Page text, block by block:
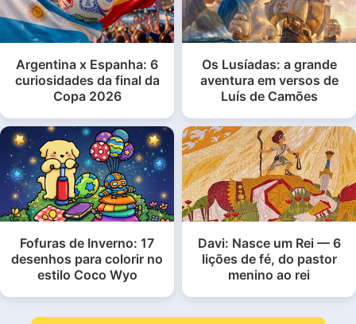
Argentina x Espanha: 6
curiosidades da final da
Copa 2026
Os Lusíadas: a grande
aventura em versos de
Luís de Camões
Fofuras de Inverno: 17
desenhos para colorir no
estilo Coco Wyo
Davi: Nasce um Rei — 6
lições de fé, do pastor
menino ao rei